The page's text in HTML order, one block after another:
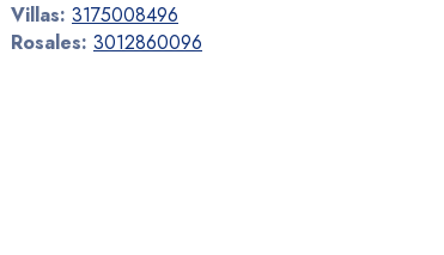
Villas: 3175008496
Rosales: 3012860096